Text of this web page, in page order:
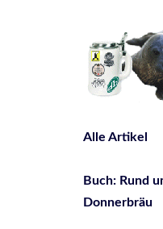
Alle Artikel
Buch: Rund
Donnerbräu